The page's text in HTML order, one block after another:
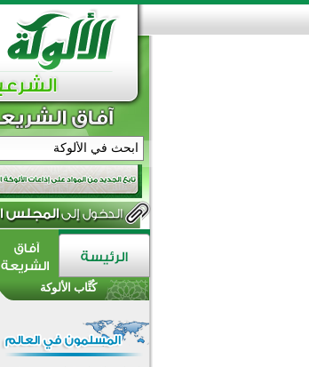
كُتَّاب الألوكة
اختتام الدورة التاسعة لمسابقة حفظ
وتلاوة القرآن الكريم في أزناكاييف
تيسليتش تختتم برنامجا تعليميا لتعزيز
القيم وبناء الشخصية للشباب
المسلمين
اختتام منافسات قرآنية متميزة في
أكثر من 400 طالب يشاركون في
مسابقة المعلومات الإسلامية
بأستراليا